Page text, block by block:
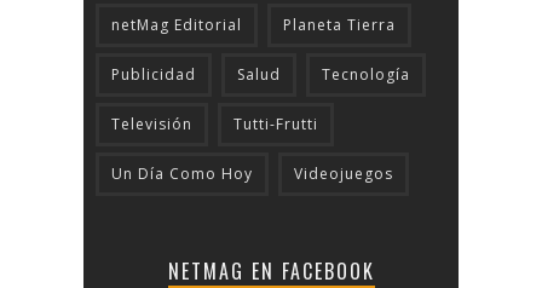
netMag Editorial Planeta Tierra
Publicidad Salud Tecnologí­a
Televisión Tutti-Frutti
Un Día Como Hoy Videojuegos
NETMAG EN FACEBOOK